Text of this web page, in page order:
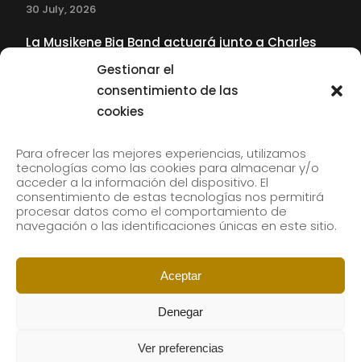
Gestionar el
consentimiento de las
cookies
Para ofrecer las mejores experiencias, utilizamos
tecnologías como las cookies para almacenar y/o
acceder a la información del dispositivo. El
consentimiento de estas tecnologías nos permitirá
procesar datos como el comportamiento de
navegación o las identificaciones únicas en este sitio.
Aceptar
Denegar
Ver preferencias
30 July, 2026
La Musikene Big Band actuará junto a Charles
Tolliver en el 61 Jazzaldia
Subscribe to our newsletter to receive our news by
email.